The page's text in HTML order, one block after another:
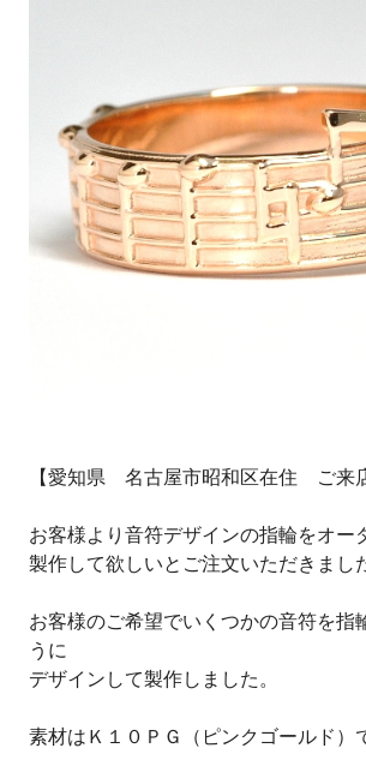
【愛知県 名古屋市昭和区在住 ご来
お客様より音符デザインの指輪をオー
製作して欲しいとご注文いただきまし
お客様のご希望でいくつかの音符を指
うに
デザインして製作しました。
素材はＫ１０ＰＧ（ピンクゴールド）